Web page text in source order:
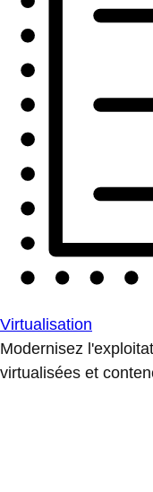
Virtualisation
Modernisez
virtualisées et